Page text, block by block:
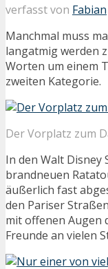
verfasst von Fabian
Manchmal muss
langatmig werden
Worten um einem
zweiten Kategorie.
Der Vorplatz zum
In den Walt
brandneuen
äußerlich fast
den Pariser
mit offenen Augen
Freunde an vielen